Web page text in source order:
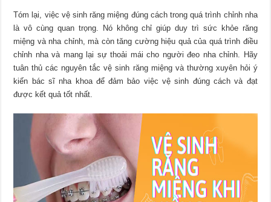
Tóm lại, việc vệ sinh răng miệng đúng cách trong quá trình chỉnh nha
là vô cùng quan trọng. Nó không chỉ giúp duy trì sức khỏe răng
miệng và nha chỉnh, mà còn tăng cường hiệu quả của quá trình điều
chỉnh nha và mang lại sự thoải mái cho người đeo nha chỉnh. Hãy
tuân thủ các nguyên tắc vệ sinh răng miệng và thường xuyên hỏi ý
kiến ​​bác sĩ nha khoa để đảm bảo việc vệ sinh đúng cách và đạt
được kết quả tốt nhất.